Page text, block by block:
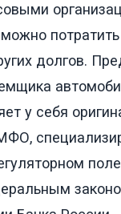
можно
долгов.
у себя